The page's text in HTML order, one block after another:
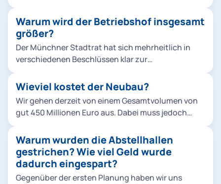
Warum wird der Betriebshof insgesamt
größer?
Der Münchner Stadtrat hat sich mehrheitlich in
verschiedenen Beschlüssen klar zur
lebenswerter zu machen und zudem konkreten
ist dabei ein zentraler Baustein für den ÖPNV-
Ausbau. Die politisch beschlossenen
zuletzt wurden 2019 insgesamt 73 Fahrzeuge vom
Typ Avenio bestellt. Abstellung und Wartung sind
nur durch einen weiteren Betriebshof möglich. Die
vorhandenen Flächen müssen dazu so effizient wie
Wieviel kostet der Neubau?
Wir gehen derzeit von einem Gesamtvolumen von
gut 450 Millionen Euro aus. Dabei muss jedoch
handelt, die die Preisentwicklung bis Mitte der
2020er-Jahre berücksichtigt.
Warum wurden die Abstellhallen
gestrichen? Wie viel Geld wurde
dadurch eingespart?
Gegenüber der ersten Planung haben wir uns